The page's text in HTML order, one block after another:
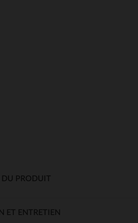
DU PRODUIT
ET ENTRETIEN